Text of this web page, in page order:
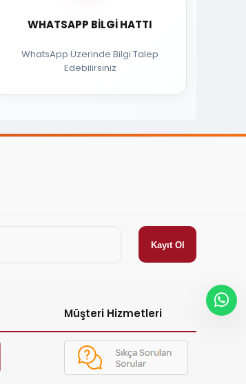
WHATSAPP BILGI HATTI
WhatsApp Üzerinde Bilgi Talep
Edebilirsiniz
Müşteri Hizmetleri